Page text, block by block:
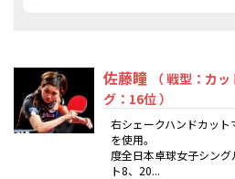
佐藤瞳
（ 戦型：カ
グ：16位 ）
右シェークハンドカッ
を使用。
度全日本卓球女子シン
ト8、20...